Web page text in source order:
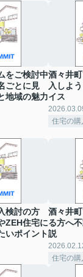
をご検討中
ごとに見
地域の魅力
酒々井
入しよ
イス
住宅の購
検討の方
ZEH住宅に
いポイント
酒々井
る方へ
説
住宅の購